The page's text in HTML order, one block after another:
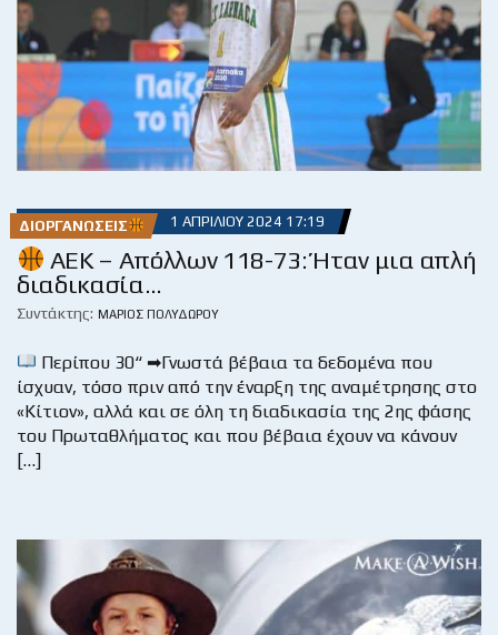
ΔΙΟΡΓΑΝΏΣΕΙΣ 1 ΑΠΡΙΛΊΟΥ 2024 17:19
ΑΕΚ – Απόλλων 118-73: Ήταν μια απλή
διαδικασία…
Συντάκτης: ΜΆΡΙΟΣ ΠΟΛΥΔΏΡΟΥ
Περίπου 30“ ➡Γνωστά βέβαια τα δεδομένα που
ίσχυαν, τόσο πριν από την έναρξη της αναμέτρησης στο
«Κίτιον», αλλά και σε όλη τη διαδικασία της 2ης φάσης
του Πρωταθλήματος και που βέβαια έχουν να κάνουν
[…]